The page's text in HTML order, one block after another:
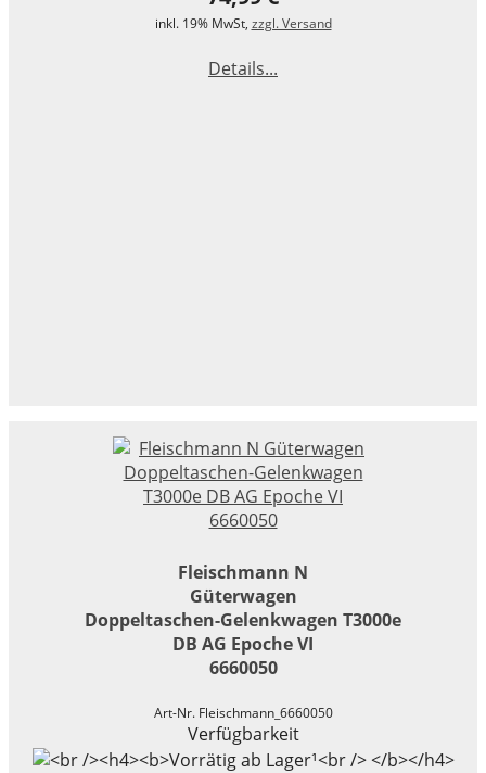
inkl. 19% MwSt, zzgl. Versand
Details...
Fleischmann N
Güterwagen
Doppeltaschen-Gelenkwagen T3000e
DB AG Epoche VI
6660050
Art-Nr. Fleischmann_6660050
Verfügbarkeit